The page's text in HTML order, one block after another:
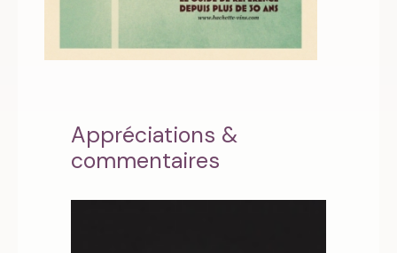
Appréciations &
commentaires